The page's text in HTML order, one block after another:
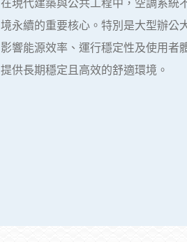
在現代建築與公共工程中，空調系統
境永續的重要核心。特別是大型辦公
影響能源效率、運行穩定性及使用者
提供長期穩定且高效的舒適環境。